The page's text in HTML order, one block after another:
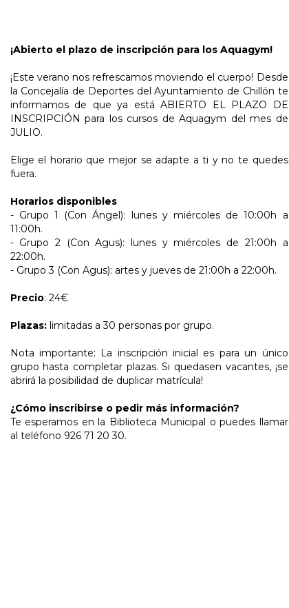
¡Abierto el plazo de inscripción para los Aquagym!
¡Este verano nos refrescamos moviendo el cuerpo! Desde
la Concejalía de Deportes del Ayuntamiento de Chillón te
informamos de que ya está ABIERTO EL PLAZO DE
INSCRIPCIÓN para los cursos de Aquagym del mes de
JULIO.
Elige el horario que mejor se adapte a ti y no te quedes
fuera.
Horarios disponibles
- Grupo 1 (Con Ángel): lunes y miércoles de 10:00h a
11:00h.
- Grupo 2 (Con Agus): lunes y miércoles de 21:00h a
22:00h.
- Grupo 3 (Con Agus): artes y jueves de 21:00h a 22:00h.
Precio: 24€
Plazas:limitadas a 30 personas por grupo.
Nota importante: La inscripción inicial es para un único
grupo hasta completar plazas. Si quedasen vacantes, ¡se
abrirá la posibilidad de duplicar matrícula!
¿Cómo inscribirse o pedir más información?
Te esperamos en la Biblioteca Municipal o puedes llamar
al teléfono 926 71 20 30.